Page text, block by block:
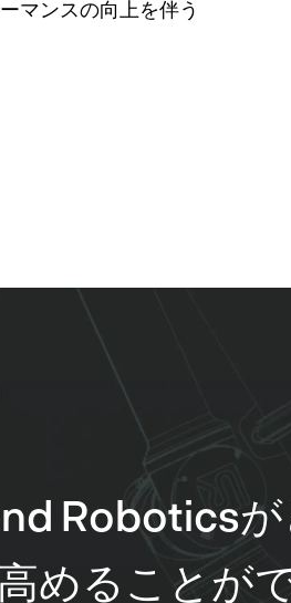
マンスの向上を伴う
Robotics
めることが